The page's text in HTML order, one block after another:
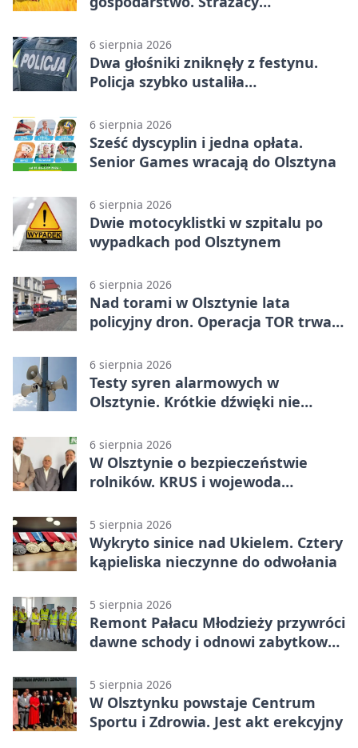
6 sierpnia 2026
Dwa głośniki zniknęły z festynu.
Policja szybko ustaliła
6 sierpnia 2026
Sześć dyscyplin i jedna opłata.
Senior Games wracają do Olsztyna
6 sierpnia 2026
Dwie motocyklistki w szpitalu po
wypadkach pod Olsztynem
6 sierpnia 2026
Nad torami w Olsztynie lata
policyjny dron. Operacja TOR trwa
6 sierpnia 2026
Testy syren alarmowych w
Olsztynie. Krótkie dźwięki nie
6 sierpnia 2026
W Olsztynie o bezpieczeństwie
rolników. KRUS i wojewoda
5 sierpnia 2026
Wykryto sinice nad Ukielem. Cztery
kąpieliska nieczynne do odwołania
5 sierpnia 2026
Remont Pałacu Młodzieży przywróci
dawne schody i odnowi zabytkowy
5 sierpnia 2026
W Olsztynku powstaje Centrum
Sportu i Zdrowia. Jest akt erekcyjny